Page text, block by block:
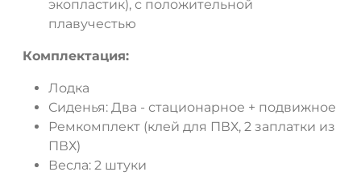
экопластик), с положительной
плавучестью
Комплектация:
Лодка
Сиденья: Два - стационарное + подвижное
Ремкомплект (клей для ПВХ, 2 заплатки из
ПВХ)
Весла: 2 штуки